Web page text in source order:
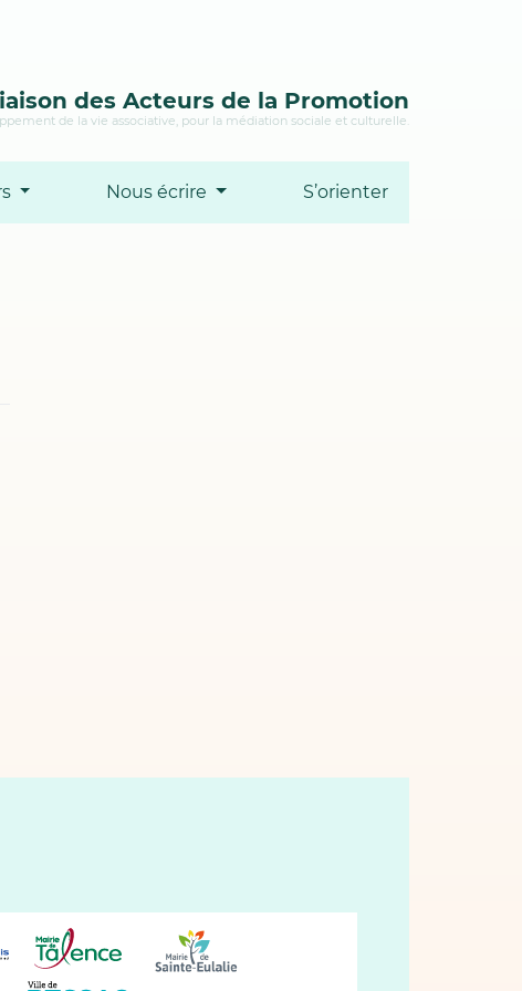
des Acteurs de la Promotion
de la vie associative, pour la médiation sociale et culturelle.
Nous écrire S’orienter